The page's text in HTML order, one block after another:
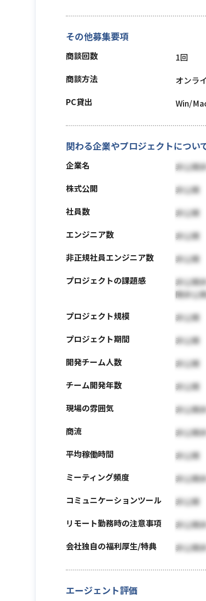
その他募集要項
商談回数
1回
商談方法
オンラ
PC貸出
Win/
関わる企業やプロジェクトについ
企業名
非公開
株式公開
非公開
社員数
非公開
エンジニア数
非公開
非正規社員エンジニア数
非公開
プロジェクトの課題感
非公開
開非公
プロジェクト規模
非公開
プロジェクト期間
非公開
開発チーム人数
非公開
チーム開発年数
非公開
現場の雰囲気
非公開
商流
非公開
平均稼働時間
非公開
ミーティング頻度
非公開
コミュニケーションツール
非公開
リモート勤務時の注意事項
非公開
会社独自の福利厚生/特典
非公開
エージェント評価